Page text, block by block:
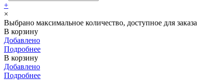
+
×
Выбрано максимальное количество, доступное для заказа
В корзину
Добавлено
Подробнее
В корзину
Добавлено
Подробнее